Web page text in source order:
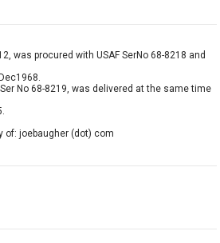
was procured with USAF SerNo 68-8218 and
No 68-8219, was delivered at the same time
of: joebaugher (dot) com